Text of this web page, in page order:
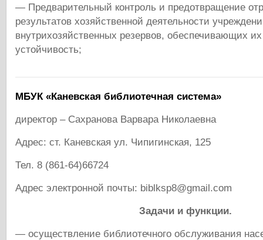
— Предварительный контроль и предотвращение
результатов хозяйственной деятельности
внутрихозяйственных резервов, обеспечивающих
устойчивость;
МБУК «Каневская библиотечная система»
директор – Сахранова Варвара Николаевна
Адрес: ст. Каневская ул. Чипигинская, 125
Тел. 8 (861-64)66724
Адрес электронной почты: biblksp8@gmail.com
Задачи и функции.
— осуществление библиотечного обслуживания